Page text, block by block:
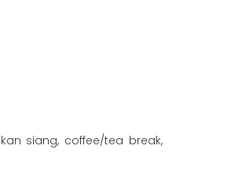
siang, coffee/tea break,